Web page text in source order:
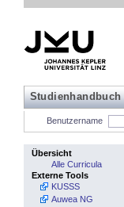
Benutzername
Übersicht
Alle Curricula
Externe Tools
KUSSS
Auwea NG